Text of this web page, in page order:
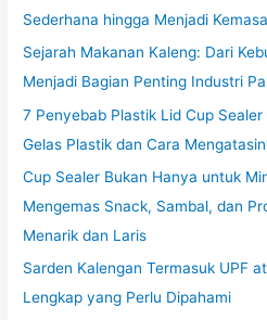
Sederhana hingga Menjadi
Sejarah Makanan Kaleng: Dari
Menjadi Bagian Penting Industri
7 Penyebab Plastik Lid Cup
Gelas Plastik dan Cara
Cup Sealer Bukan Hanya untuk
Mengemas Snack, Sambal, dan
Menarik dan Laris
Sarden Kalengan Termasuk UPF
Lengkap yang Perlu Dipahami